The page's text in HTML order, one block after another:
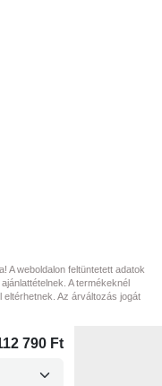
A weboldalon feltüntetett adatok
A termékeknél
Az árváltozás jogát